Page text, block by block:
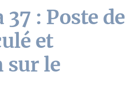
: Poste de
et
sur le